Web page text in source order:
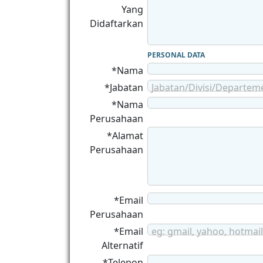
Yang
Didaftarkan
PERSONAL DATA
*Nama
*Jabatan
Jabatan/Divisi/
*Nama
Perusahaan
*Alamat
Perusahaan
*Email
Perusahaan
*Email
Alternatif
eg: gmail, yahoo, hotmail